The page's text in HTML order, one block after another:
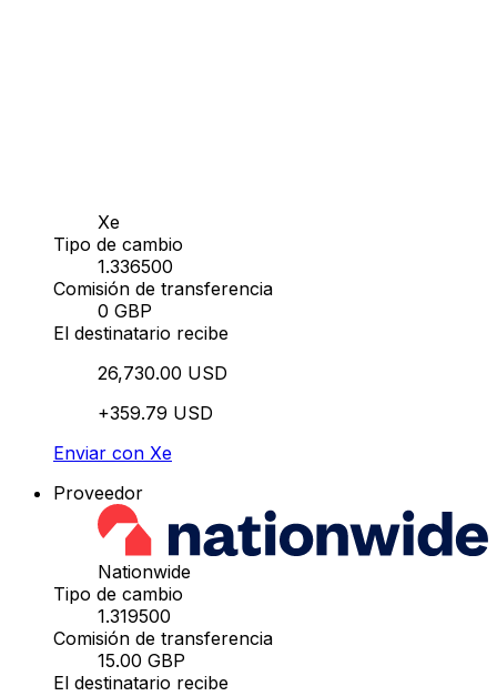
Xe
Tipo de cambio
1.336500
Comisión de transferencia
0 GBP
El destinatario recibe
26,730.00 USD
+359.79 USD
Enviar con Xe
Proveedor
Nationwide
Tipo de cambio
1.319500
Comisión de transferencia
15.00 GBP
El destinatario recibe